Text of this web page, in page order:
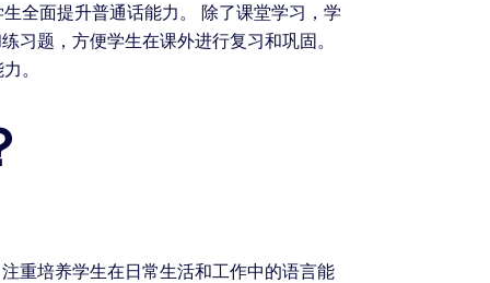
全面提升普通话能力。 除了课堂学习，学
习题，方便学生在课外进行复习和巩固。
。
重培养学生在日常生活和工作中的语言能